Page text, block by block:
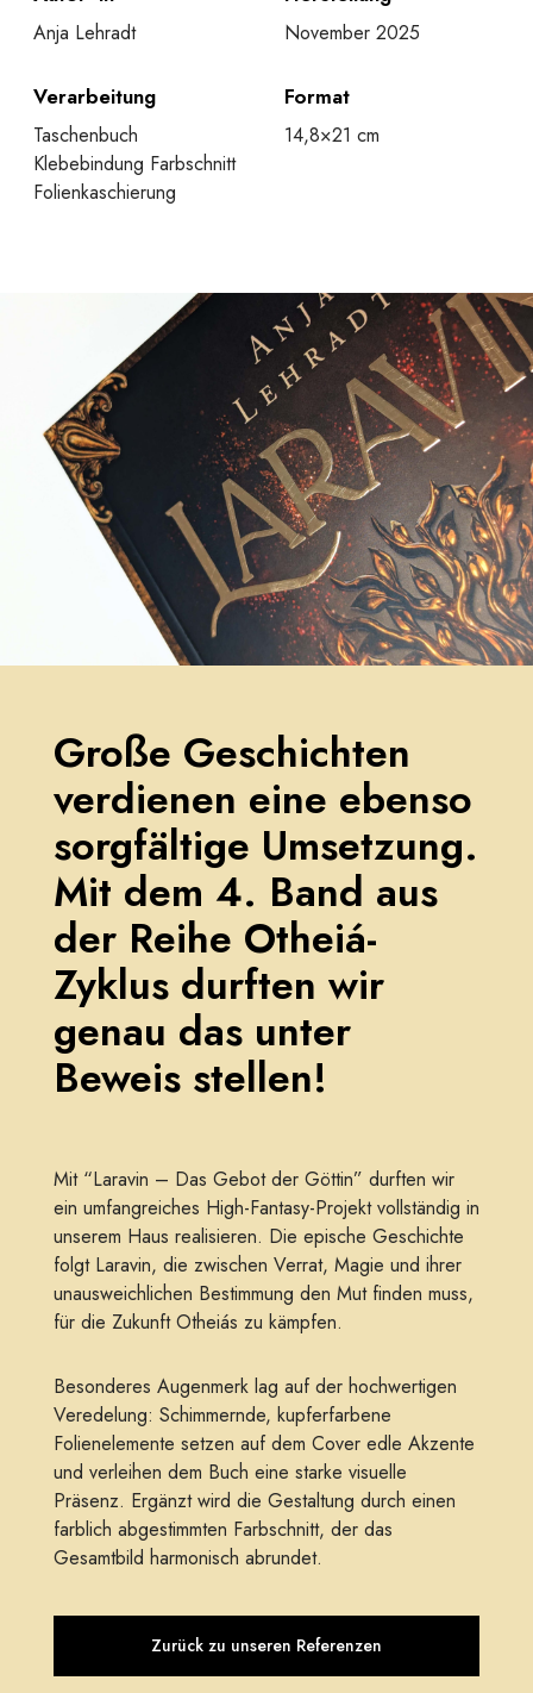
Anja Lehradt November 2025
Verarbeitung
Taschenbuch
Klebebindung Farbschnitt
Folienkaschierung
Format
14,8×21 cm
Große Geschichten
verdienen eine ebenso
sorgfältige Umsetzung.
Mit dem 4. Band aus
der Reihe Otheiá-
Zyklus durften wir
genau das unter
Beweis stellen!
Mit “Laravin – Das Gebot der Göttin” durften wir
ein umfangreiches High-Fantasy-Projekt vollständig in
unserem Haus realisieren. Die epische Geschichte
folgt Laravin, die zwischen Verrat, Magie und ihrer
unausweichlichen Bestimmung den Mut finden muss,
für die Zukunft Otheiás zu kämpfen.
Besonderes Augenmerk lag auf der hochwertigen
Veredelung: Schimmernde, kupferfarbene
Folienelemente setzen auf dem Cover edle Akzente
und verleihen dem Buch eine starke visuelle
Präsenz. Ergänzt wird die Gestaltung durch einen
farblich abgestimmten Farbschnitt, der das
Gesamtbild harmonisch abrundet.
Zurück zu unseren Referenzen